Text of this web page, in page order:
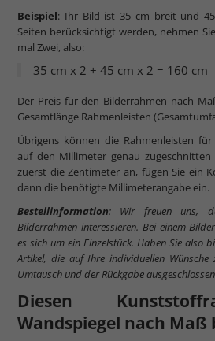
Beispiel: Ihr Bild ist 35 cm breit und
Seiten berücksichtigt werden, nehmen
mal Zwei, also:
35 cm x 2 + 45 cm x 2 = 160 cm
Der Preis für den Bilderrahmen nach
Gesamtlänge Rahmenleisten
Übrigens können die Rahmenleisten
auf den Millimeter genau zugeschnitten
zuerst die Zentimeter an, fügen Sie ein
dann die benötigte Millimeterangabe ein.
Bestellinformation: Wir freuen uns,
Bilderrahmen interessieren. Bei einem
es sich um ein Einzelstück. Haben Sie also
Artikel, die auf Ihre individuellen Wünsche
Umtausch und der Rückgabe
Diesen
Wandspiegel nach Maß